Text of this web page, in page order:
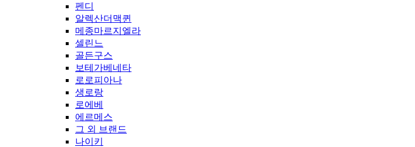
펜디
알렉산더맥퀸
메종마르지엘라
셀린느
골든구스
보테가베네타
로로피아나
생로랑
로에베
에르메스
그 외 브랜드
나이키